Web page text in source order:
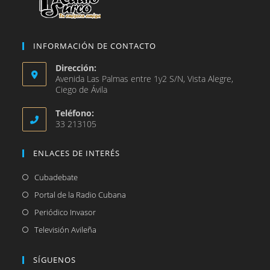
INFORMACIÓN DE CONTACTO
Dirección:
Avenida Las Palmas entre 1y2 S/N, Vista Alegre,
Ciego de Ávila
Teléfono:
33 213105
ENLACES DE INTERÉS
CubadebateSe
abre
nueva
Portal de la Radio Cubana
Periódico InvasorSe
abre
Televisión Avileña
SÍGUENOS